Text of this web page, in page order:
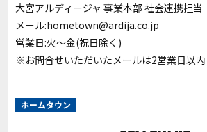
大宮アルディージャ 事業本部 社会連携担当
メール:hometown@ardija.co.jp
営業日:火～金(祝日除く)
※お問合せいただいたメールは2営業日以内
ホームタウン